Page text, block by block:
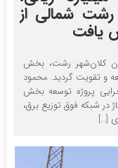
شمالی از
کلان‌شهر رشت، بخش
توسعه و تقویت گردید. محمود
پروژه توسعه بخش
شبکه فوق توزیع برق،
[…]